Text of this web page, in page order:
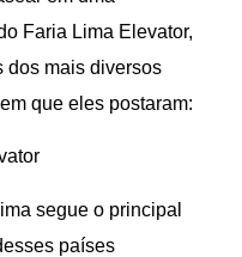
Faria Lima Elevator,
dos mais diversos
que eles postaram:
segue o principal
países